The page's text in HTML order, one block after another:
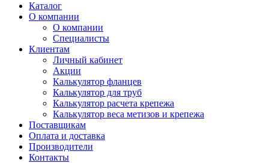
Каталог
О компании
О компании
Специалисты
Клиентам
Личный кабинет
Акции
Калькулятор фланцев
Калькулятор для труб
Калькулятор расчета крепежа
Калькулятор веса метизов и крепежа
Поставщикам
Оплата и доставка
Производители
Контакты